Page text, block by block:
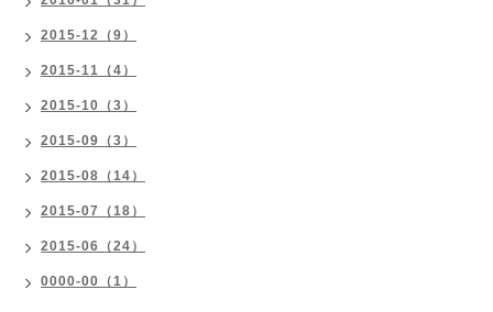
2015-12（9）
2015-11（4）
2015-10（3）
2015-09（3）
2015-08（14）
2015-07（18）
2015-06（24）
0000-00（1）